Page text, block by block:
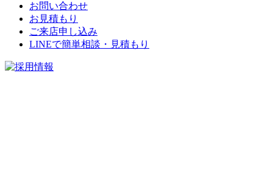
お問い合わせ
お見積もり
ご来店申し込み
LINEで簡単相談・見積もり